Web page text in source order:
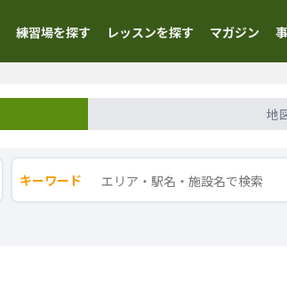
練習場を探す レッスンを探す マガジン
地
キーワード